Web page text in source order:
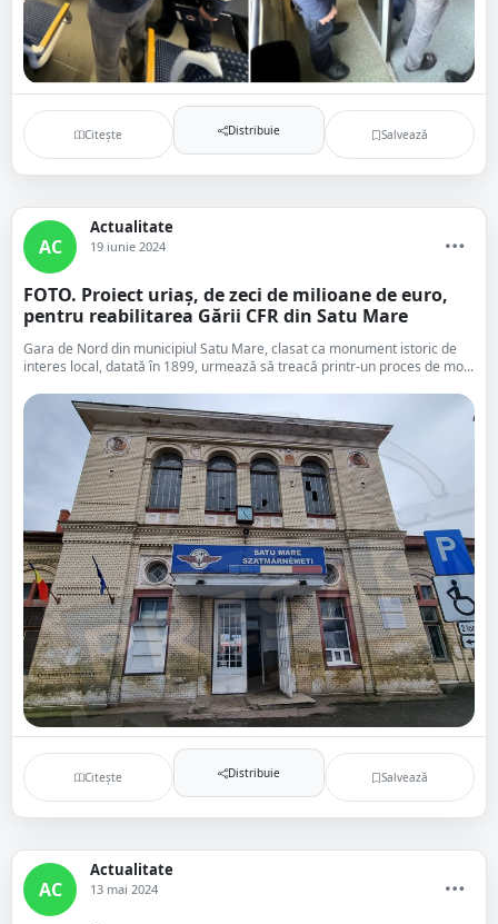
Citește Distribuie Salvează
AC
Actualitate
19 iunie 2024
FOTO. Proiect uriaș, de zeci de milioane de euro,
pentru reabilitarea Gării CFR din Satu Mare
Gara de Nord din municipiul Satu Mare, clasat ca monument istoric de
interes local, datată în 1899, urmează să treacă printr-un proces de mo...
Citește Distribuie Salvează
AC
Actualitate
13 mai 2024